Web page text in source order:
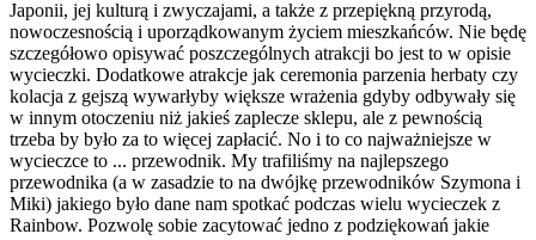
Japonii, jej kulturą i zwyczajami, a także z przepiękną przyrodą,
nowoczesnością i uporządkowanym życiem mieszkańców. Nie będę
szczegółowo opisywać poszczególnych atrakcji bo jest to w opisie
wycieczki. Dodatkowe atrakcje jak ceremonia parzenia herbaty czy
kolacja z gejszą wywarłyby większe wrażenia gdyby odbywały się
w innym otoczeniu niż jakieś zaplecze sklepu, ale z pewnością
trzeba by było za to więcej zapłacić. No i to co najważniejsze w
wycieczce to ... przewodnik. My trafiliśmy na najlepszego
przewodnika (a w zasadzie to na dwójkę przewodników Szymona i
Miki) jakiego było dane nam spotkać podczas wielu wycieczek z
Rainbow. Pozwolę sobie zacytować jedno z podziękowań jakie